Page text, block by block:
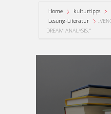
Home kulturtipps
Lesung-Literatur
DREAM ANALYSIS.“